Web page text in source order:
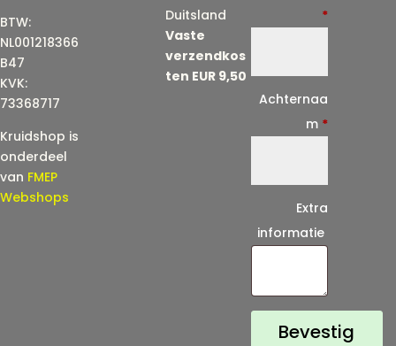
BTW:
NL001218366
B47
KVK:
73368717
Kruidshop is
onderdeel
van FMEP
Webshops
Duitsland
Vaste
verzendkos
ten EUR 9,50
l
)
*
Achternaa
m *
Extra
informatie
Bevestig